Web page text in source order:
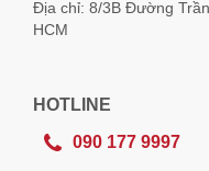
Địa chỉ: 8/3B Đường
HCM
HOTLINE
090 177 9997